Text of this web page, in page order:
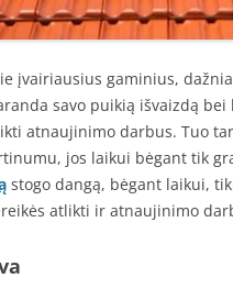
įvairiausius gaminius,
savo puikią išvaizdą
atnaujinimo darbus. Tuo
jos laikui bėgant tik
stogo dangą, bėgant laikui,
atlikti ir atnaujinimo